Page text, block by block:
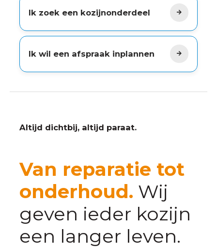
Ik zoek een kozijnonderdeel
Ik wil een afspraak inplannen
Altijd dichtbij, altijd paraat.
Van reparatie tot
onderhoud. Wij
geven ieder kozijn
een langer leven.